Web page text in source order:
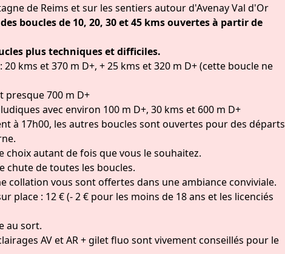
de Reims et sur les sentiers autour d'Avenay Val d'Or
boucles de 10, 20, 30 et 45 kms ouvertes à partir de
plus techniques et difficiles.
kms et 370 m D+, + 25 kms et 320 m D+ (cette boucle ne
presque 700 m D+
avec environ 100 m D+, 30 kms et 600 m D+
à 17h00, les autres boucles sont ouvertes pour des départs
autant de fois que vous le souhaitez.
chute de toutes les boucles.
collation vous sont offertes dans une ambiance conviviale.
place : 12 € (- 2 € pour les moins de 18 ans et les licenciés
au sort.
AV et AR + gilet fluo sont vivement conseillés pour le